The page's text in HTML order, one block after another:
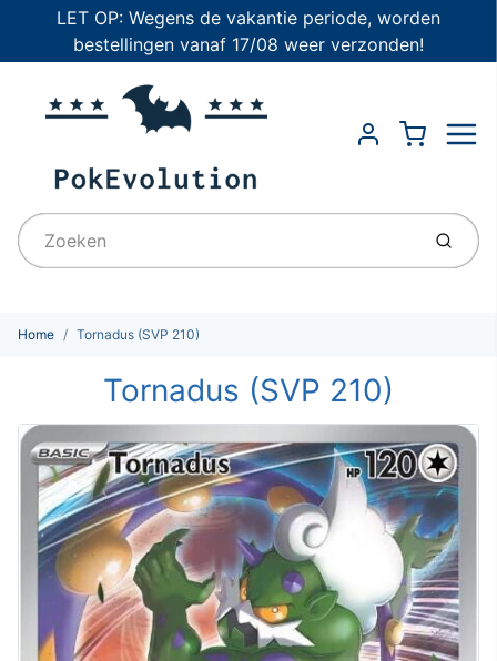
LET OP: Wegens de vakantie periode, worden
bestellingen vanaf 17/08 weer verzonden!
Account
Cart
Home Tornadus (SVP 210)
Tornadus (SVP 210)